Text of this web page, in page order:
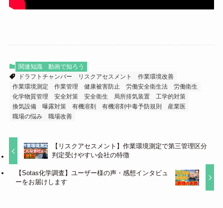
関連知識
動画で知ろう
ドラフトチャンバー
リスクアセスメント
作業環境改善
作業環境測定
作業管理 健康被害防止 労働安全衛生法
労働衛生
化学物質管理
安全対策 安全衛生 局所排気装置
工学的対策
換気設備
曝露対策 有機溶剤 有機溶剤中毒予防規則
産業医
職場の悩み
職場改善
【リスクアセスメント】作業環境測定で第三管理区分
判定受けやすい会社の特徴
【Sotas化学調査】ユーザー様の声・感想インタビュ
ーをお届けします